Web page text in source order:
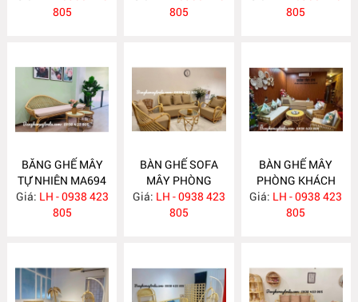
805
805
805
BĂNG GHẾ MÂY
TỰ NHIÊN MA694
Giá: LH - 0938 423
805
BÀN GHẾ SOFA
MÂY PHÒNG
KHÁCH MA689
Giá: LH - 0938 423
805
BÀN GHẾ MÂY
PHÒNG KHÁCH
MA688
Giá: LH - 0938 423
805